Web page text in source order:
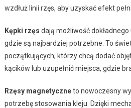
wzdłuż linii rzęs, aby uzyskać efekt
Kępki rzęs dają możliwość
gdzie są najbardziej potrzebne. To
początkujących, którzy chcą dodać
kącików lub uzupełnić miejsca, gdzie
Rzęsy magnetyczneto nowoczesny
potrzebę stosowania kleju. Dzięki